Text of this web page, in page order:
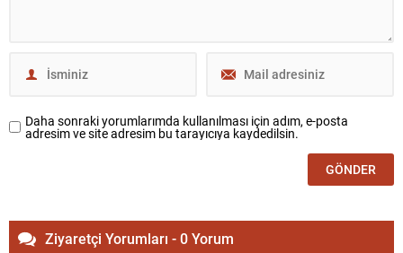
Daha sonraki yorumlarımda kullanılması için adım, e-posta
adresim ve site adresim bu tarayıcıya kaydedilsin.
Ziyaretçi Yorumları - 0 Yorum